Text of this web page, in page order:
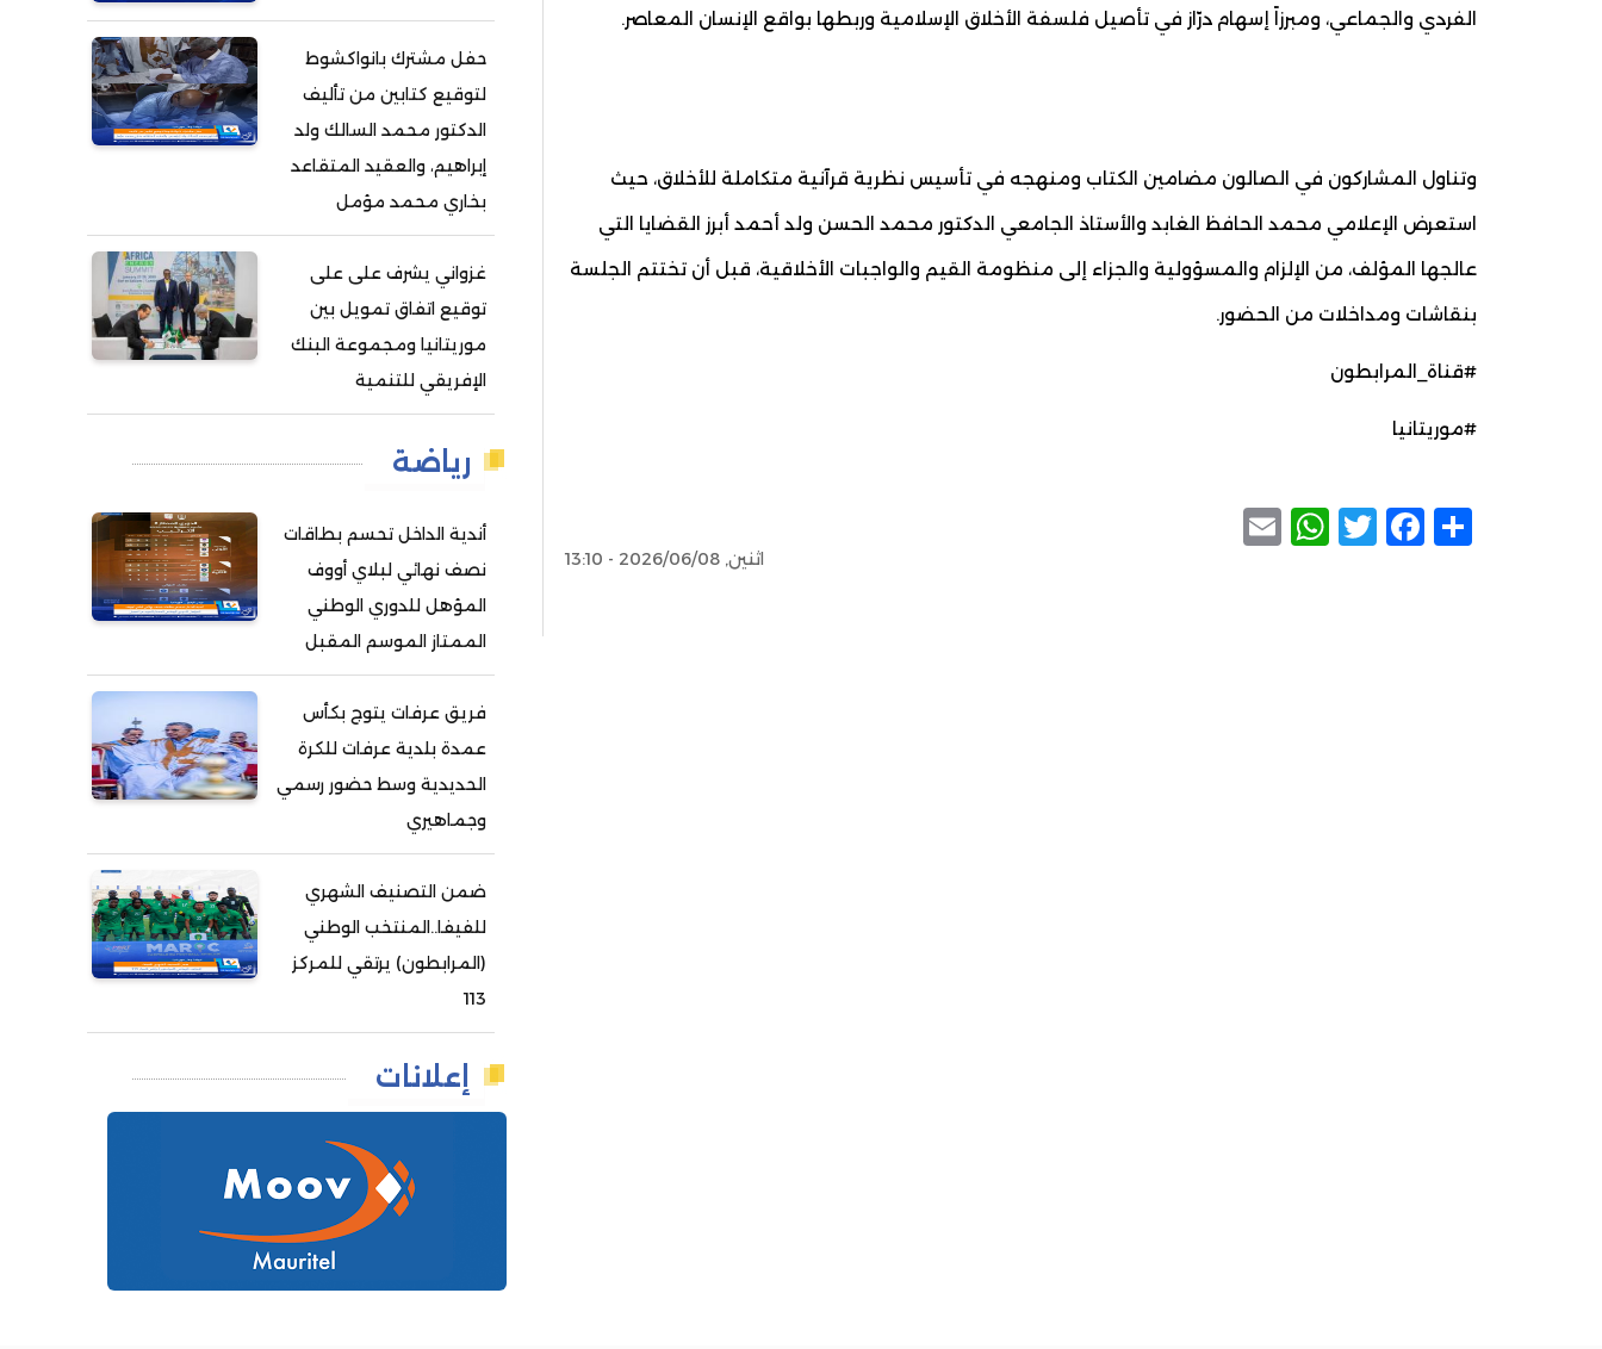
الفردي والجماعي، ومبرزاً إسهام درّاز في تأصيل فلسفة الأخلاق الإسلامية وربطها بواقع الإنسان المعاصر.
وتناول المشاركون في الصالون مضامين الكتاب ومنهجه في تأسيس نظرية قرآنية متكاملة للأخلاق، حيث
استعرض الإعلامي محمد الحافظ الغابد والأستاذ الجامعي الدكتور محمد الحسن ولد أحمد أبرز القضايا التي
عالجها المؤلف، من الإلزام والمسؤولية والجزاء إلى منظومة القيم والواجبات الأخلاقية، قبل أن تختتم الجلسة
بنقاشات ومداخلات من الحضور.
#قناة_المرابطون
#موريتانيا
Share
Facebook
Twitter
WhatsApp
اثنين, 2026/06/08 - 13:10
حفل مشترك بانواكشوط
لتوقيع كتابين من تأليف
الدكتور محمد السالك ولد
إبراهيم، والعقيد المتقاعد
بخاري محمد مؤمل
غزواني يشرف على على
توقيع اتفاق تمويل بين
موريتانيا ومجموعة البنك
الإفريقي للتنمية
رياضة
أندية الداخل تحسم بطاقات
نصف نهائي لبلاي أووف
المؤهل للدوري الوطني
الممتاز الموسم المقبل
فريق عرفات يتوج بكأس
عمدة بلدية عرفات للكرة
الحديدية وسط حضور رسمي
وجماهيري
ضمن التصنيف الشهري
للفيفا..المنتخب الوطني
(المرابطون) يرتقي للمركز
113
إعلانات